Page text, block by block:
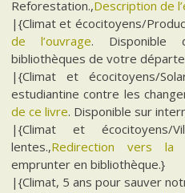
Reforestation.,Description de
|{Climat et écocitoyens/
de l’ouvrage. Disponible
bibliothèques de votre
|{Climat et écocitoyens/
estudiantine contre les
de ce livre. Disponible sur
|{Climat et écocitoyens/
lentes.,Redirection vers la
emprunter en bibliothèque.}
|{Climat, 5 ans pour sauver